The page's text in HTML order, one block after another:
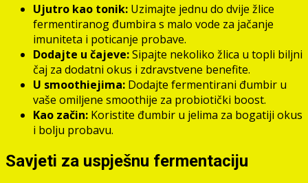
Ujutro kao tonik: Uzimajte jednu do dvije žlice
fermentiranog đumbira s malo vode za jačanje
imuniteta i poticanje probave.
Dodajte u čajeve:Sipajte nekoliko žlica u topli biljni
čaj za dodatni okus i zdravstvene benefite.
U smoothiejima: Dodajte fermentirani đumbir u
vaše omiljene smoothije za probiotički boost.
Kao začin: Koristite đumbir u jelima za bogatiji okus
i bolju probavu.
Savjeti za uspješnu fermentaciju